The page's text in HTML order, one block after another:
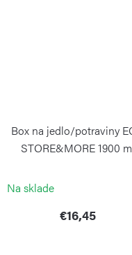
Box na jedlo/potraviny
STORE&MORE 1900
Na sklade
€16,45